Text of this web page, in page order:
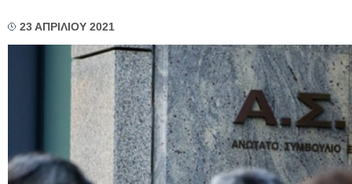
23 ΑΠΡΙΛΙΟΥ 2021